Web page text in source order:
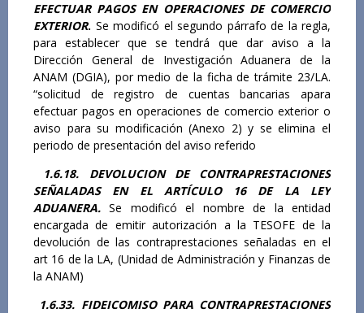
EFECTUAR PAGOS EN OPERACIONES DE COMERCIO
EXTERIOR. Se modificó el segundo párrafo de la regla,
para establecer que se tendrá que dar aviso a la
Dirección General de Investigación Aduanera de la
ANAM (DGIA), por medio de la ficha de trámite 23/LA.
“solicitud de registro de cuentas bancarias apara
efectuar pagos en operaciones de comercio exterior o
aviso para su modificación (Anexo 2) y se elimina el
periodo de presentación del aviso referido
1.6.18. DEVOLUCION DE CONTRAPRESTACIONES
SEÑALADAS EN EL ARTÍCULO 16 DE LA LEY
ADUANERA. Se modificó el nombre de la entidad
encargada de emitir autorización a la TESOFE de la
devolución de las contraprestaciones señaladas en el
art 16 de la LA, (Unidad de Administración y Finanzas de
la ANAM)
1.6.33. FIDEICOMISO PARA CONTRAPRESTACIONES